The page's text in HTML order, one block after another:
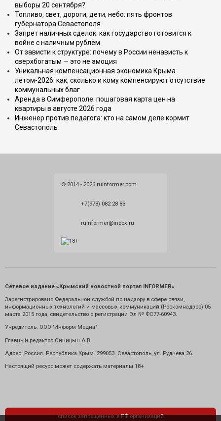
выборы 20 сентября?
Топливо, свет, дороги, дети, небо: пять фронтов
губернатора Севастополя
Запрет наличных сделок: как государство готовится к
войне с наличным рублём
От зависти к структуре: почему в России ненависть к
сверхбогатым — это не эмоция
Уникальная компенсационная экономика Крыма
летом-2026: как, сколько и кому компенсируют отсутствие
коммунальных благ
Аренда в Симферополе: пошаговая карта цен на
квартиры в августе 2026 года
Инженер против педагога: кто на самом деле кормит
Севастополь
© 2014 - 2026 ruinformer.com
+7(978) 082 28 83
ruinformer@inbox.ru
Сетевое издание «Крымский новостной портал INFORMER»
Зарегистрировано Федеральной службой по надзору в сфере связи,
информационных технологий и массовых коммуникаций (Роскомнадзор) 05
марта 2015 года, свидетельство о регистрации Эл № ФС77-60943.
Учредитель: ООО "Информ Медиа"
Главный редактор Синицын А.В.
Адрес: Россия. Республика Крым. 299053. Севастополь, ул. Руднева 26.
Настоящий ресурс может содержать материалы 18+
список запрещенных в РФ организаций